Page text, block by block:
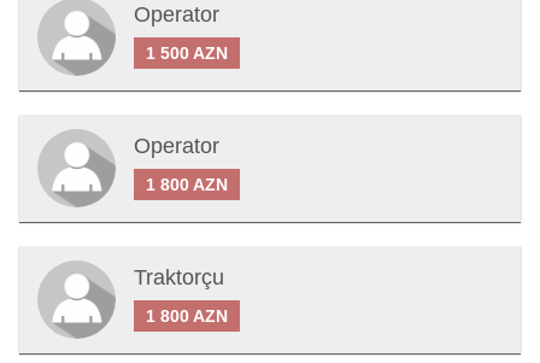
Operator
1 500 AZN
Operator
1 800 AZN
Traktorçu
1 800 AZN